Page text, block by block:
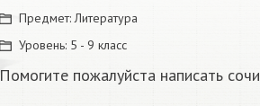
Предмет:Литература
Уровень: 5 - 9 класс
Помогите пожалуйста написать